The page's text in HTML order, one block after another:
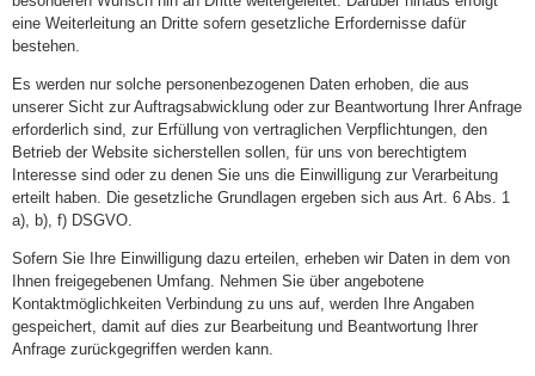
eine Weiterleitung an Dritte sofern gesetzliche Erfordernisse dafür
bestehen.
Es werden nur solche personenbezogenen Daten erhoben, die aus
unserer Sicht zur Auftragsabwicklung oder zur Beantwortung Ihrer Anfrage
erforderlich sind, zur Erfüllung von vertraglichen Verpflichtungen, den
Betrieb der Website sicherstellen sollen, für uns von berechtigtem
Interesse sind oder zu denen Sie uns die Einwilligung zur Verarbeitung
erteilt haben. Die gesetzliche Grundlagen ergeben sich aus Art. 6 Abs. 1
a), b), f) DSGVO.
Sofern Sie Ihre Einwilligung dazu erteilen, erheben wir Daten in dem von
Ihnen freigegebenen Umfang. Nehmen Sie über angebotene
Kontaktmöglichkeiten Verbindung zu uns auf, werden Ihre Angaben
gespeichert, damit auf dies zur Bearbeitung und Beantwortung Ihrer
Anfrage zurückgegriffen werden kann.